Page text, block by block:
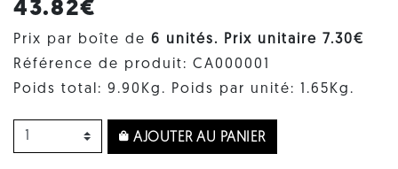
43.82€
Prix par boîte de 6 unités. Prix ​​unitaire 7.30€
Référence de produit: CA000001
Poids total: 9.90Kg. Poids par unité: 1.65Kg.
AJOUTER AU PANIER